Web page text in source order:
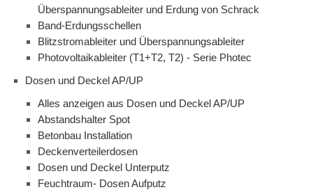
Überspannungsableiter und Erdung von Schrack
Band-Erdungsschellen
Blitzstromableiter und Überspannungsableiter
Photovoltaikableiter (T1+T2, T2) - Serie Photec
Dosen und Deckel AP/UP
Alles anzeigen aus Dosen und Deckel AP/UP
Abstandshalter Spot
Betonbau Installation
Deckenverteilerdosen
Dosen und Deckel Unterputz
Feuchtraum- Dosen Aufputz